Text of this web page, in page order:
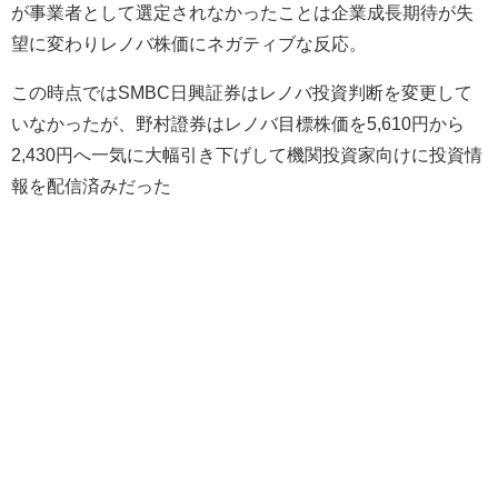
が事業者として選定されなかったことは企業成長期待が失
望に変わりレノバ株価にネガティブな反応。
この時点ではSMBC日興証券はレノバ投資判断を変更して
いなかったが、野村證券はレノバ目標株価を5,610円から
2,430円へ一気に大幅引き下げして機関投資家向けに投資情
報を配信済みだった